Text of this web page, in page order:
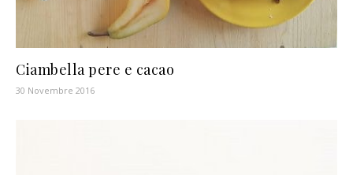
Ciambella pere e cacao
30 Novembre 2016